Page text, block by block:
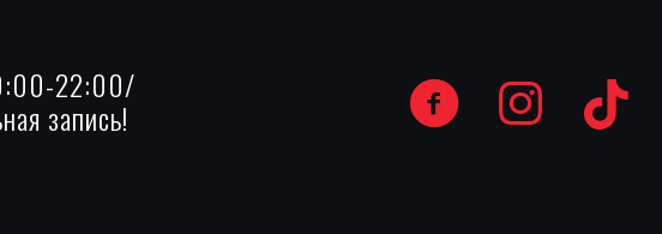
22:00/
запись!